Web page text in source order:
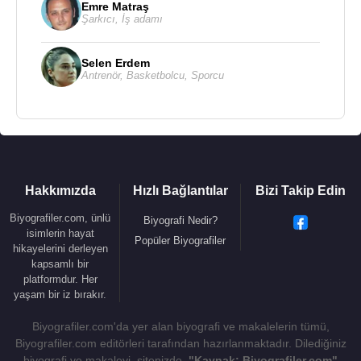
Mart1238tarihinde 74 yaşında vefat etti.
Rubâiler (Enîsü’t-Tâlibîn ve Celîsü’s-Sâlihîn)
Kaynak:Biyografiler.com
Emre Matraş
Şarkıcı İş adamı
Selen Erdem
Antrenör, Basketbolcu Sporcu
Hakkımızda
Biyografiler.com, ünlü
isimlerin hayat
hikayelerini derleyen
kapsamlı bir
platformdur. Her
yaşam bir iz bırakır.
Hızlı Bağlantılar
Biyografi Nedir?
Popüler Biyografiler
Bizi Takip Edin
Biyografiler.com'da yer alan biyografi ve makalelerin tümü,
Biyografiler.com editörleri tarafından hazırlanmaktadır. Dilediğiniz